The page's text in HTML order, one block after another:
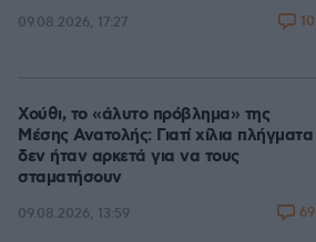
09.08.2026, 17:27 10
Χούθι, το «άλυτο πρόβλημα» της
Μέσης Ανατολής: Γιατί χίλια πλήγματα
δεν ήταν αρκετά για να τους
σταματήσουν
09.08.2026, 13:59 69